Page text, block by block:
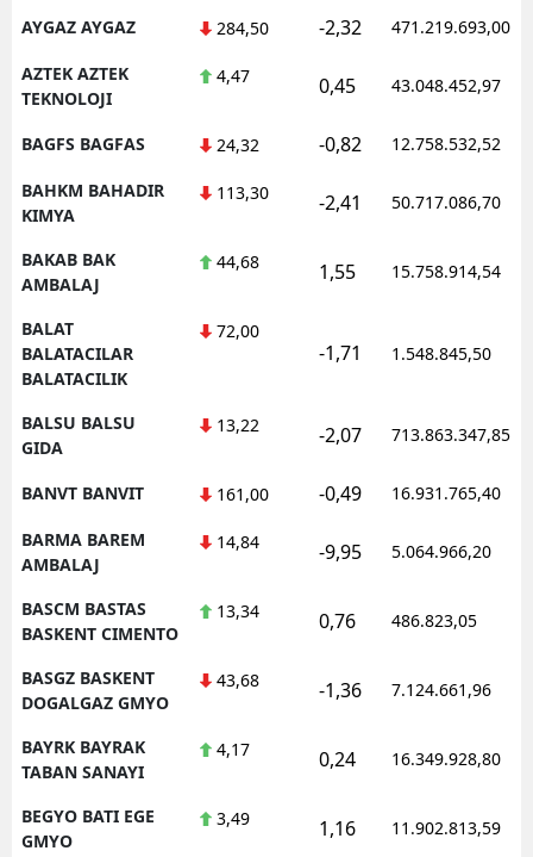
AYGAZ AYGAZ 284,50 -2,32 471.219.693,00
AZTEK AZTEK
TEKNOLOJI
4,47 0,45 43.048.452,97
BAGFS BAGFAS 24,32 -0,82 12.758.532,52
BAHKM BAHADIR
KIMYA
113,30 -2,41 50.717.086,70
BAKAB BAK
AMBALAJ
44,68 1,55 15.758.914,54
BALAT
BALATACILAR
BALATACILIK
72,00
-1,71 1.548.845,50
BALSU BALSU
GIDA
13,22 -2,07 713.863.347,85
BANVT BANVIT 161,00 -0,49 16.931.765,40
BARMA BAREM
AMBALAJ
14,84 -9,95 5.064.966,20
BASCM BASTAS
BASKENT CIMENTO
13,34 0,76 486.823,05
BASGZ BASKENT
DOGALGAZ GMYO
43,68 -1,36 7.124.661,96
BAYRK BAYRAK
TABAN SANAYI
4,17 0,24 16.349.928,80
BEGYO BATI EGE
GMYO
3,49 1,16 11.902.813,59